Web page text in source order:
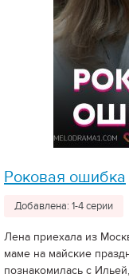
Роковая ошибка
Добавлена: 1-4 серии
Лена приехала из
маме на майские
познакомилась с